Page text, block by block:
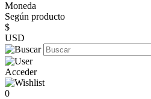
Moneda
Según producto
$
USD
Acceder
0